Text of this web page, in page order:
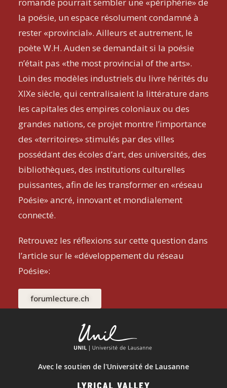
la poésie, un espace résolument condamné à
rester «provincial». Ailleurs et autrement, le
poète W.H. Auden se demandait si la poésie
n’était pas «the most provincial of the arts».
Loin des modèles industriels du livre hérités du
XIXe siècle, qui centralisaient la littérature dans
les capitales des empires coloniaux ou des
grandes nations, ce projet montre l’importance
des «territoires» stimulés par des villes
possédant des écoles d’art, des universités, des
bibliothèques, des institutions culturelles
puissantes, afin de les transformer en «réseau
Poésie» ancré, innovant et mondialement
connecté.
Retrouvez les réflexions sur cette question dans
l’article sur le «développement du réseau
Poésie»:
forumlecture.ch
Avec le soutien de l'Université de Lausanne